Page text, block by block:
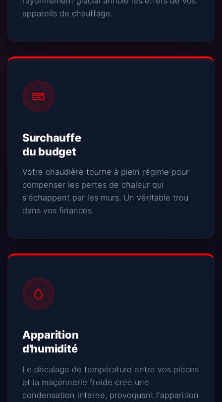
appareils de chauffage.
Surchauffe
du budget
Votre chaudière tourne à plein régime pour
compenser les pertes de chaleur qui
s'échappent par les murs. Un véritable trou
dans vos finances.
Apparition
d'humidité
Le décalage de température entre vos pièces
et la maçonnerie froide crée une
condensation interne, provoquant l'apparition